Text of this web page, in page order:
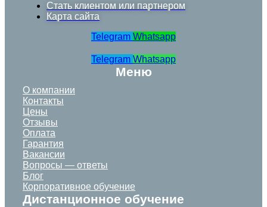
Стать клиентом или партнером
Карта сайта
Telegram Whatsapp
Telegram Whatsapp
Меню
О компании
Контакты
Цены
Отзывы
Оплата
Гарантия
Вакансии
Вопросы — ответы
Блог
Корпоративное обучение
Дистанционное обучение